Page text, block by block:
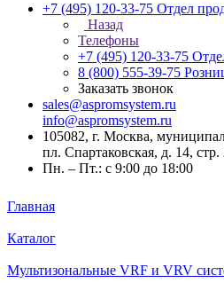
+7 (495) 120-33-75 Отдел
Назад
Телефоны
+7 (495) 120-33-75
8 (800) 555-39-75
Заказать звонок
sales@aspromsystem.ru
info@aspromsystem.ru
105082, г. Москва,
пл. Спартаковская, д. 14,
Пн. – Пт.: с 9:00 до 18:00
Главная
Каталог
Мультизональные VRF и VRV